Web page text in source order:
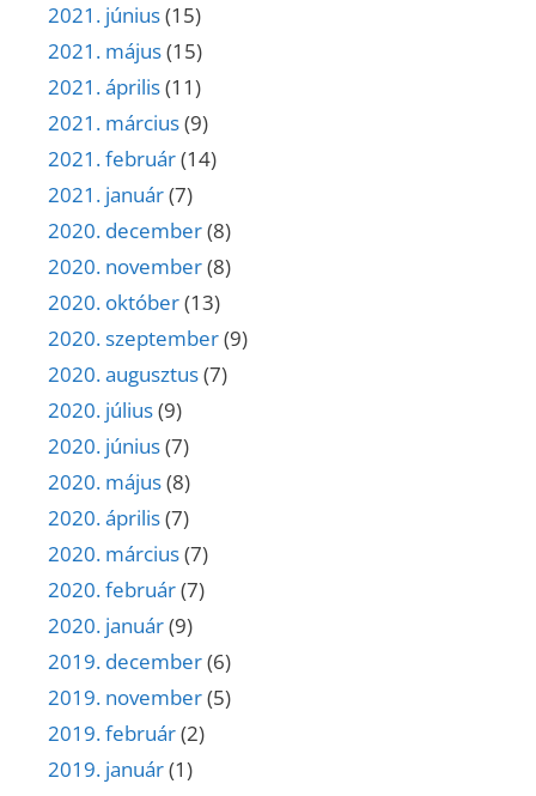
2021. június(15)
2021. május(15)
2021. április(11)
2021. március(9)
2021. február(14)
2021. január(7)
2020. december(8)
2020. november(8)
2020. október(13)
2020. szeptember(9)
2020. augusztus(7)
2020. július(9)
2020. június(7)
2020. május(8)
2020. április(7)
2020. március(7)
2020. február(7)
2020. január(9)
2019. december(6)
2019. november(5)
2019. február(2)
2019. január(1)